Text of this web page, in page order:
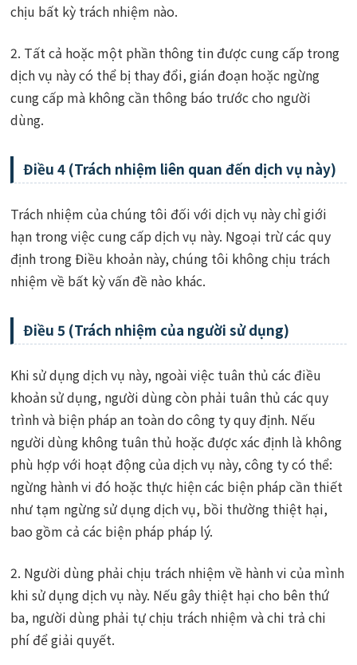
chịu bất kỳ trách nhiệm nào.
2. Tất cả hoặc một phần thông tin được cung cấp trong
dịch vụ này có thể bị thay đổi, gián đoạn hoặc ngừng
cung cấp mà không cần thông báo trước cho người
dùng.
Điều 4 (Trách nhiệm liên quan đến dịch vụ này)
Trách nhiệm của chúng tôi đối với dịch vụ này chỉ giới
hạn trong việc cung cấp dịch vụ này. Ngoại trừ các quy
định trong Điều khoản này, chúng tôi không chịu trách
nhiệm về bất kỳ vấn đề nào khác.
Điều 5 (Trách nhiệm của người sử dụng)
Khi sử dụng dịch vụ này, ngoài việc tuân thủ các điều
khoản sử dụng, người dùng còn phải tuân thủ các quy
trình và biện pháp an toàn do công ty quy định. Nếu
người dùng không tuân thủ hoặc được xác định là không
phù hợp với hoạt động của dịch vụ này, công ty có thể:
ngừng hành vi đó hoặc thực hiện các biện pháp cần thiết
như tạm ngừng sử dụng dịch vụ, bồi thường thiệt hại,
bao gồm cả các biện pháp pháp lý.
2. Người dùng phải chịu trách nhiệm về hành vi của mình
khi sử dụng dịch vụ này. Nếu gây thiệt hại cho bên thứ
ba, người dùng phải tự chịu trách nhiệm và chi trả chi
phí để giải quyết.